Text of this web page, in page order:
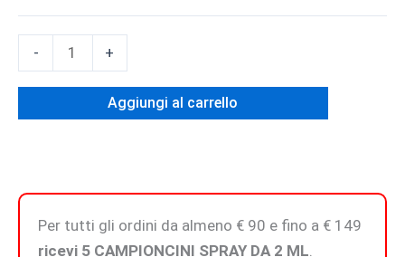
-
TUBEREUSE
-
de
+
Aggiungi al carrello
Per tutti gli ordini da almeno € 90 e fino a € 149
ricevi 5 CAMPIONCINI SPRAY DA 2 ML